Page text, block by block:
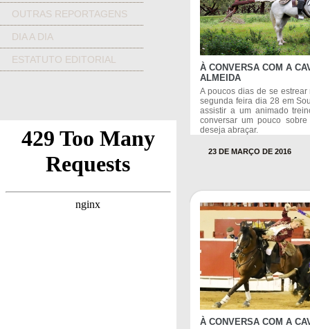
OUTRAS REPORTAGENS
DIA A DIA
ESTATUTO EDITORIAL
À CONVERSA COM A
ALMEIDA
A poucos dias de se
segunda feira dia 28 em
assistir a um animado
conversar um pouco
deseja abraçar.
23 DE MARÇO DE 2016
À CONVERSA COM A